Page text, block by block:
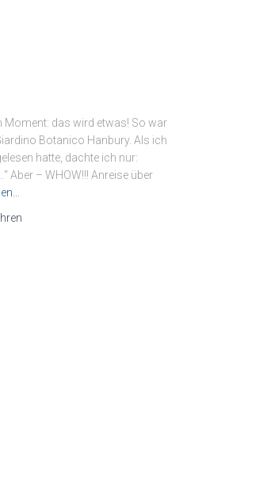
Moment: das wird etwas! So war
Botanico Hanbury. Als ich
hatte, dachte ich nur:
Aber – WHOW!!! Anreise über